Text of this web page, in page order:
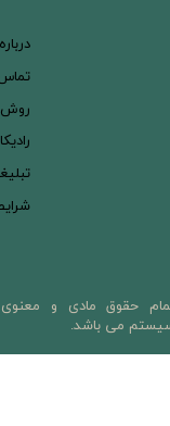
حقوق مادی و معنوی
می باشد.
تماس
روش